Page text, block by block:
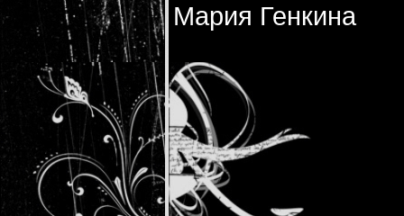
Мария Генкина